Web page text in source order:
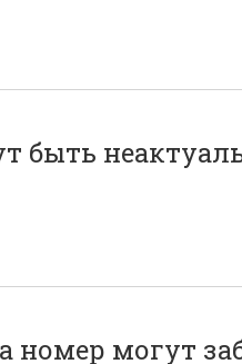
быть
номер могут